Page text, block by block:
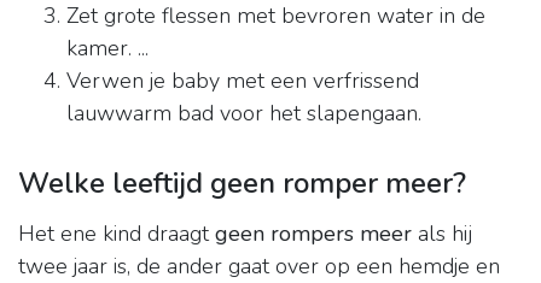
Zet grote flessen met bevroren water in de
kamer. ...
Verwen je baby met een verfrissend
lauwwarm bad voor het slapengaan.
Welke leeftijd geen romper meer?
Het ene kind draagtgeen rompers meer als hij
twee jaar is, de ander gaat over op een hemdje en